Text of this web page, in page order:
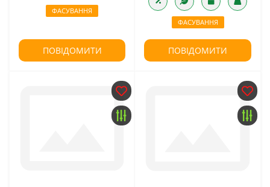
ФАСУВАННЯ
ПОВІДОМИТИ
ФАСУВАННЯ
ПОВІДОМИТИ